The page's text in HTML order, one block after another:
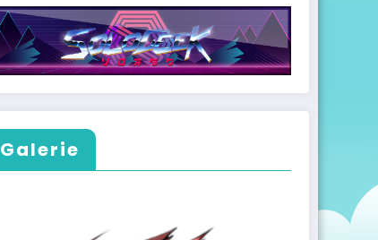
Galerie